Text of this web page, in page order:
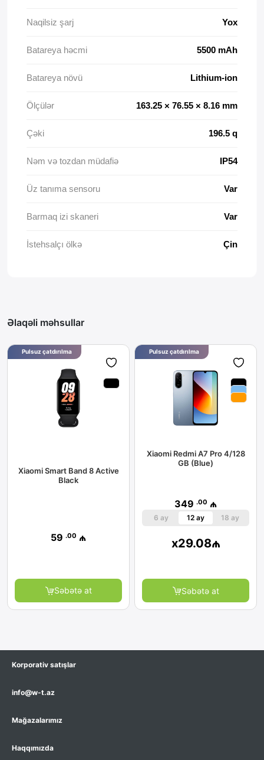
Naqilsiz şarj Yox
Batareya həcmi 5500 mAh
Batareya növü Lithium-ion
Ölçülər 163.25 × 76.55 × 8.16 mm
Çəki 196.5 q
Nəm və tozdan müdafiə IP54
Üz tanıma sensoru Var
Barmaq izi skaneri Var
İstehsalçı ölkə Çin
Əlaqəli məhsullar
Xiaomi Smart Band 8 Active
Black
59 .00 ₼
Səbətə at
Pulsuz çatdırılma
Xiaomi Redmi A7 Pro 4/128
GB (Blue)
349 .00 ₼
6 ay 12 ay 18 ay
x29.08₼
Səbətə at
Pulsuz çatdırılma
Korporativ satışlar
info@w-t.az
Mağazalarımız
Haqqımızda